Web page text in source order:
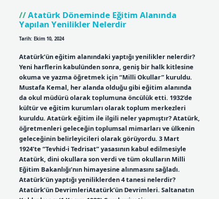
Atatürk Döneminde Eğitim Alanında
Yapılan Yenilikler Nelerdir
Tarih: Ekim 10, 2024
Atatürk’ün eğitim alanındaki yaptığı yenilikler nelerdir?
Yeni harflerin kabulünden sonra, geniş bir halk kitlesine
okuma ve yazma öğretmek için “Milli Okullar” kuruldu.
Mustafa Kemal, her alanda olduğu gibi eğitim alanında
da okul müdürü olarak toplumuna öncülük etti. 1932’de
kültür ve eğitim kurumları olarak toplum merkezleri
kuruldu. Atatürk eğitim ile ilgili neler yapmıştır? Atatürk,
öğretmenleri geleceğin toplumsal mimarları ve ülkenin
geleceğinin belirleyicileri olarak görüyordu. 3 Mart
1924’te “Tevhid-i Tedrisat” yasasının kabul edilmesiyle
Atatürk, dini okullara son verdi ve tüm okulların Milli
Eğitim Bakanlığı’nın himayesine alınmasını sağladı.
Atatürk’ün yaptığı yeniliklerden 4 tanesi nelerdir?
Atatürk’ün DevrimleriAtatürk’ün Devrimleri. Saltanatın